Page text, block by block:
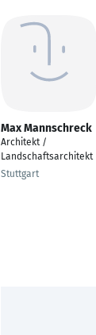
Max Mannschreck
Architekt /
Landschaftsarchitekt
Stuttgart